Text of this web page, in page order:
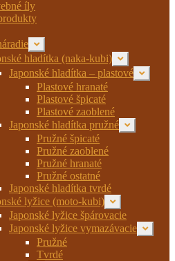
íly
Rozbaliť
podradené
menu
hladítka (naka-kubi) Rozbaliť
podradené
menu
Japonské hladítka – plastové Rozbaliť
Plastové hranaté
Plastové špicaté
Plastové zaoblené
Japonské hladítka pružné Rozbaliť
podradené
Pružné špicaté
Pružné zaoblené
Pružné hranaté
Pružné ostatné
Japonské hladítka tvrdé
lyžice (moto-kubi) Rozbaliť
podradené
menu
Japonské lyžice špárovacie
Japonské lyžice vymazávacie Rozbaliť
Pružné
Tvrdé